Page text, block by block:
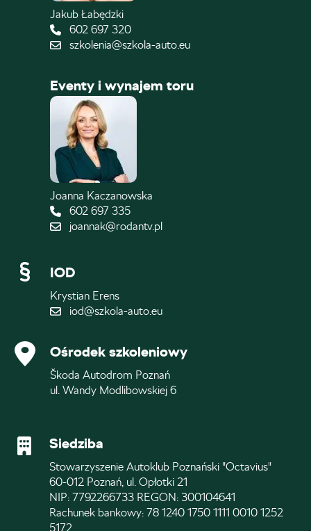
Jakub Łabędzki
602 697 320
szkolenia@szkola-auto.eu
Eventy i wynajem toru
Joanna Kaczanowska
602 697 335
joannak@rodantv.pl
IOD
Krystian Erens
iod@szkola-auto.eu
Ośrodek szkoleniowy
Škoda Autodrom Poznań
ul. Wandy Modlibowskiej 6
Siedziba
Stowarzyszenie Autoklub Poznański "Octavius"
60-012 Poznań, ul. Opłotki 21
NIP: 7792266733 REGON: 300104641
Rachunek bankowy: 78 1240 1750 1111 0010 1252
5172